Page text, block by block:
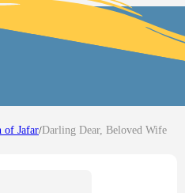
of Jafar/Darling Dear, Beloved Wife